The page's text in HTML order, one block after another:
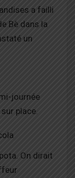
a failli
Bè dans la
un
journée
place.
On dirait